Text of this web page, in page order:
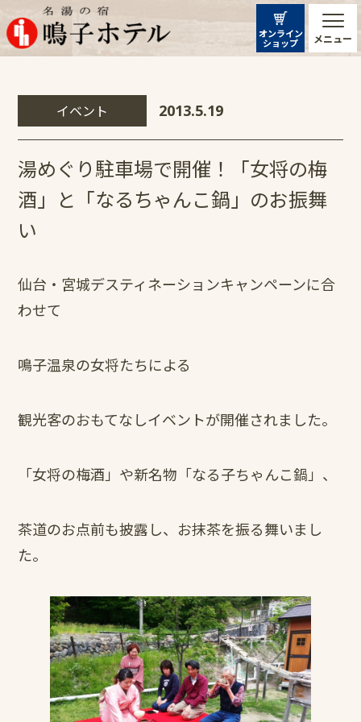
メニュー
オンライン
ショップ
イベント 2013.5.19
湯めぐり駐車場で開催！「女将の梅
酒」と「なるちゃんこ鍋」のお振舞
い
仙台・宮城デスティネーションキャンペーンに合
わせて
鳴子温泉の女将たちによる
観光客のおもてなしイベントが開催されました。
「女将の梅酒」や新名物「なる子ちゃんこ鍋」、
茶道のお点前も披露し、お抹茶を振る舞いまし
た。